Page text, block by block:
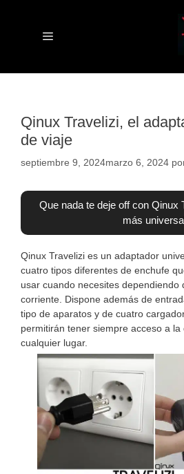
contenido
Menú
Qinux Travelizi, el
de viaje
septiembre 9, 2024marzo 6, 2024
Que nada te deje off con Qinux
más universal
Qinux Travelizi es un adaptador
cuatro tipos diferentes de enchufe
usar cuando necesites dependiendo
corriente. Dispone además de
tipo de aparatos y de cuatro
permitirán tener siempre acceso a la
cualquier lugar.